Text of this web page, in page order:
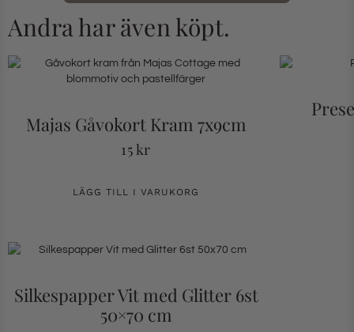
Andra har även köpt.
Majas Gåvokort Kram 7x9cm
15kr
LÄGG TILL I VARUKORG
Silkespapper Vit med Glitter 6st
50×70 cm